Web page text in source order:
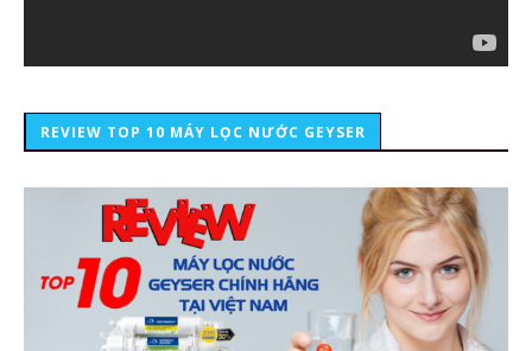
REVIEW TOP 10 MÁY LỌC NƯỚC GEYSER